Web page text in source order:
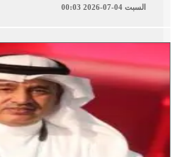
السبت 04-07-2026 00:03